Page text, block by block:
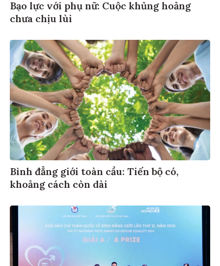
Bạo lực với phụ nữ: Cuộc khủng hoảng
chưa chịu lùi
Bình đẳng giới toàn cầu: Tiến bộ có,
khoảng cách còn dài